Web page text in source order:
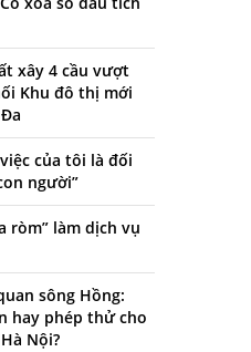
xây 4 cầu vượt
Khu đô thị mới
của tôi là đối
người”
ròm” làm dịch vụ
sông Hồng:
hay phép thử cho
Nội?